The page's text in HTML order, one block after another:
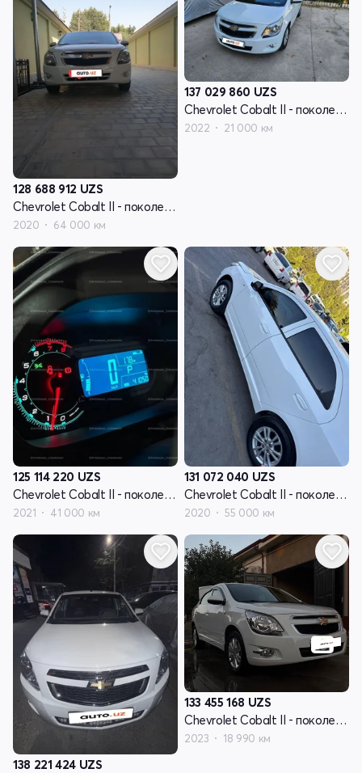
128 688 912 UZS
Chevrolet Cobalt II - поколение рестайлинг
2020 64 000 км
137 029 860 UZS
Chevrolet Cobalt II - поколение рестайлинг
2022 21 000 км
125 114 220 UZS
Chevrolet Cobalt II - поколение рестайлинг
2021 41 000 км
131 072 040 UZS
Chevrolet Cobalt II - поколение рестайлинг
2020 55 000 км
138 221 424 UZS
133 455 168 UZS
Chevrolet Cobalt II - поколение рестайлинг
2023 18 990 км